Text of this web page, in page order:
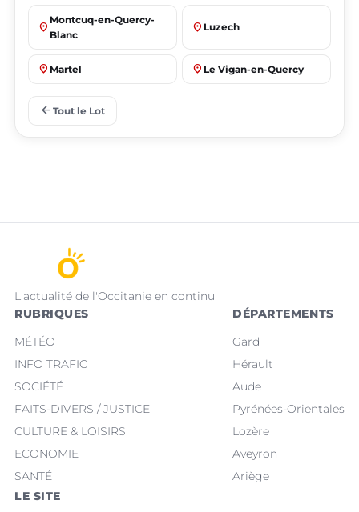
place
Montcuq-en-Quercy-
Blanc
place Luzech
place Martel place Le Vigan-en-Quercy
place
arrow_back Tout le Lot
L'actualité de l'Occitanie en continu
RUBRIQUES
MÉTÉO
INFO TRAFIC
SOCIÉTÉ
FAITS-DIVERS / JUSTICE
CULTURE & LOISIRS
ECONOMIE
SANTÉ
DÉPARTEMENTS
Gard
Hérault
Aude
Pyrénées-Orientales
Lozère
Aveyron
Ariège
LE SITE